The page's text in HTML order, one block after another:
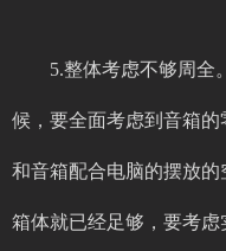
5.整体考虑不够周全
候，要全面考虑到音箱
和音箱配合电脑的摆放
箱体就已经足够，要考